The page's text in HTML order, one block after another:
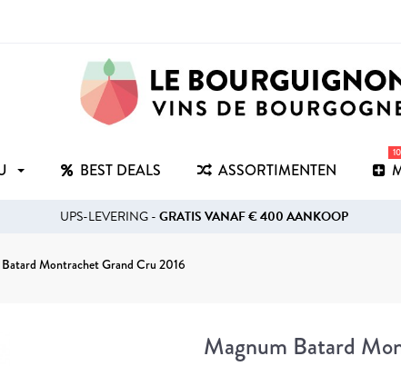
BEST DEALS ASSORTIMENTEN
UPS-LEVERING -GRATIS VANAF € 400 AANKOOP
Montrachet Grand Cru 2016
Magnum Batard